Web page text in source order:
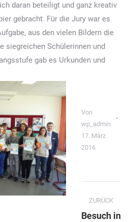
daran beteiligt und ganz kreativ
gebracht. Für die Jury war es
aus den vielen Bildern die
siegreichen Schülerinnen und
gab es Urkunden und
Von
wp_admin
17. März
2016
ZURÜCK
Besuch in